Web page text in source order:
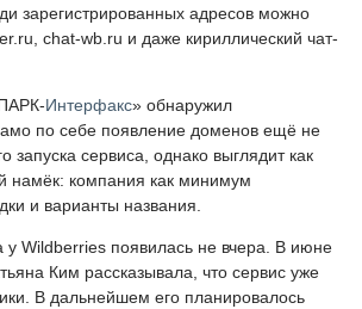
зарегистрированных адресов можно
chat-wb.ru и даже кириллический чат-
Интерфакс» обнаружил
по себе появление доменов ещё не
запуска сервиса, однако выглядит как
намёк: компания как минимум
и варианты названия.
Wildberries появилась не вчера. В июне
Ким рассказывала, что сервис уже
В дальнейшем его планировалось